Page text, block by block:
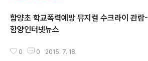
함양초 학교폭력예방 뮤지컬 수크라이 관람-
함양인터넷뉴스
0 0 2015. 7. 18.